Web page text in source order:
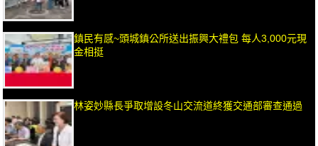
鎮民有感~頭城鎮公所送出振興大禮包 每人3,000元現
金相挺
林姿妙縣長爭取增設冬山交流道終獲交通部審查通過